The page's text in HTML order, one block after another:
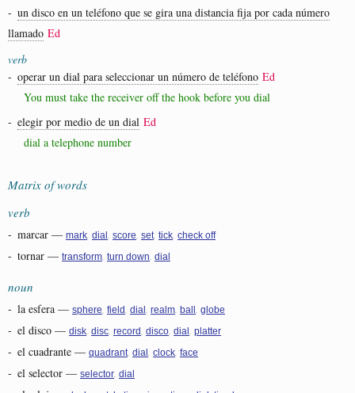
- un disco en un teléfono que se gira una distancia fija por cada número
llamado Ed
verb
- operar un dial para seleccionar un número de teléfono Ed
You must take the receiver off the hook before you dial
- elegir por medio de un dial Ed
dial a telephone number
Matrix of words
verb
- marcar — mark dial score set tick check off
- tornar — transform turn down dial
noun
- la esfera — sphere field dial realm ball globe
- el disco — disk disc record disco dial platter
- el cuadrante — quadrant dial clock face
- el selector — selector dial